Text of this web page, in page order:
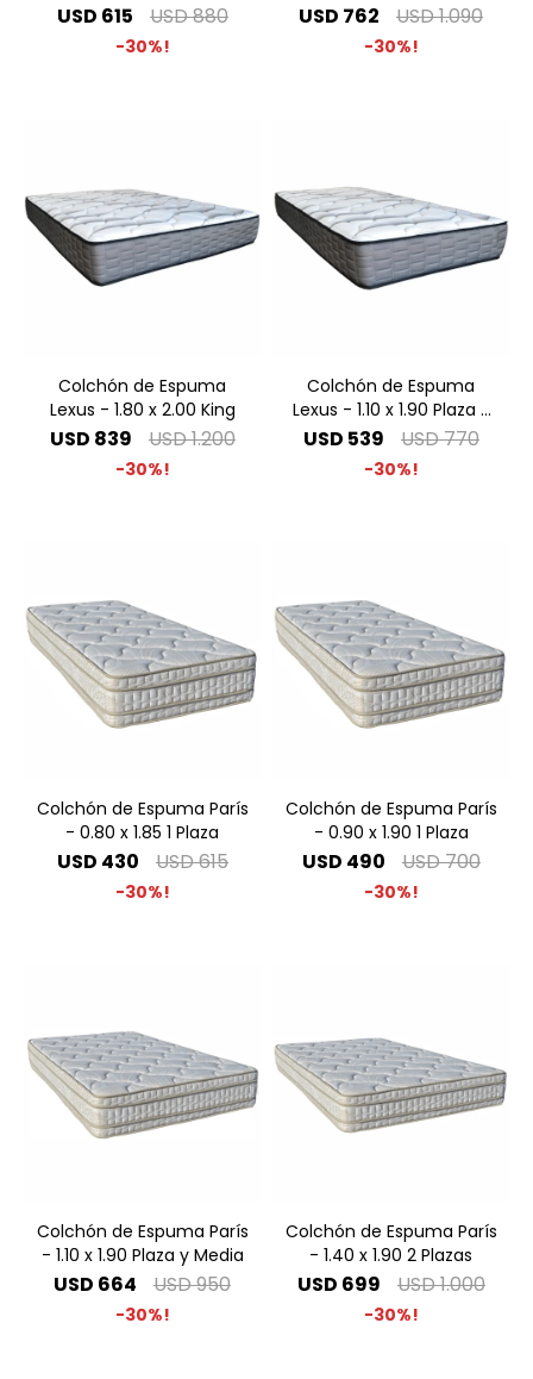
Especial
USD 615 USD880
30
USD 762 USD1.090
30
Colchón de Espuma
Lexus - 1.80 x 2.00 King
USD 839 USD1.200
30
Colchón de Espuma
Lexus - 1.10 x 1.90 Plaza y
Media
USD 539 USD770
30
Colchón de Espuma París
- 0.80 x 1.85 1 Plaza
USD 430 USD615
30
Colchón de Espuma París
- 0.90 x 1.90 1 Plaza
USD 490 USD700
30
Colchón de Espuma París
- 1.10 x 1.90 Plaza y Media
USD 664 USD950
30
Colchón de Espuma París
- 1.40 x 1.90 2 Plazas
USD 699 USD1.000
30